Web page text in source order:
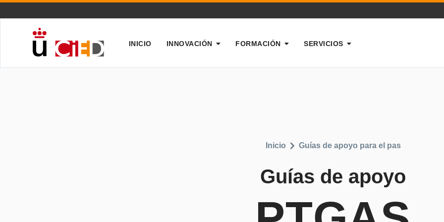
INICIO INNOVACIÓN FORMACIÓN SERVICIOS
Guías de apoyo
Inicio Guías de apoyo para el pas